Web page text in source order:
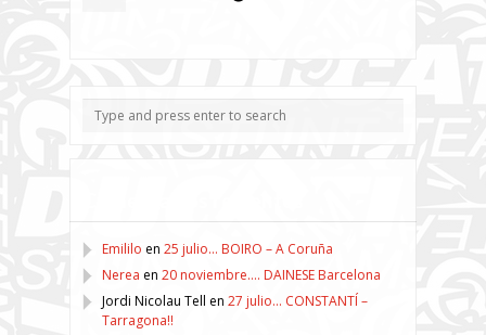
Emililo en 25 julio… BOIRO – A Coruña
Nerea en 20 noviembre…. DAINESE Barcelona
Jordi Nicolau Tell en 27 julio… CONSTANTÍ –
Tarragona!!